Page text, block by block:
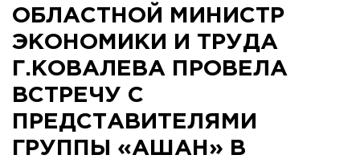
ОБЛАСТНОЙ МИНИСТР
ЭКОНОМИКИ И ТРУДА
Г.КОВАЛЕВА ПРОВЕЛА
ВСТРЕЧУ С
ПРЕДСТАВИТЕЛЯМИ
ГРУППЫ «АШАН» В